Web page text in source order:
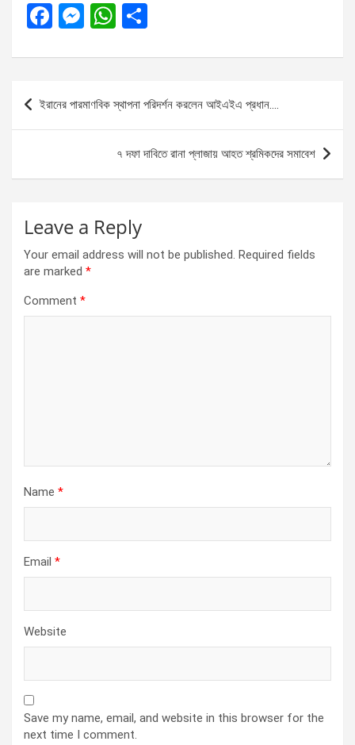
F
ce
o
M
se
n
g
W
at
A
p
p
ar
e
Post
navigation
ইরানের পারমাণবিক স্থাপনা পরিদর্শন করলেন আইএইএ প্রধান….
৭ দফা দাবিতে রানা প্লাজায় আহত শ্রমিকদের সমাবেশ
Leave a Reply
Your email address will not be published. Required fields
are marked *
Comment *
Name *
Email *
Website
Save my name, email, and website in this browser for the
next time I comment.